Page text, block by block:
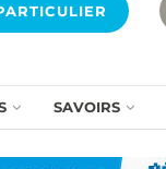
SAVOIRS